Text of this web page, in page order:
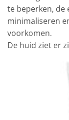
te beperken, de
minimaliseren
voorkomen.
De huid ziet er